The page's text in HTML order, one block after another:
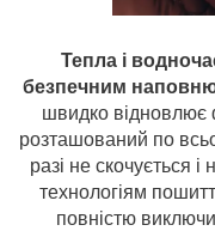
Тепла і
безпечним
швидко відновлює
розташований по
разі не скочується
технологіям
повністю